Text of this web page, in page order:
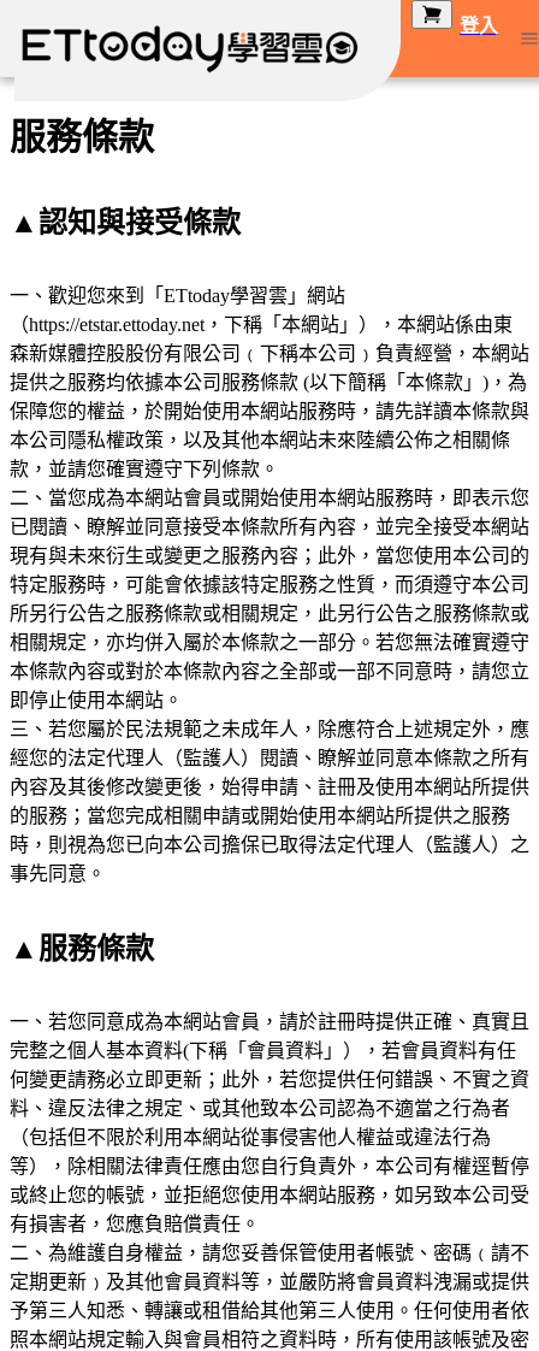
登入
服務條款
▲認知與接受條款
一、歡迎您來到「ETtoday學習雲」網站
（https://etstar.ettoday.net，下稱「本網站」），本網站係由東
森新媒體控股股份有限公司﹙下稱本公司﹚負責經營，本網站
提供之服務均依據本公司服務條款 (以下簡稱「本條款」)，為
保障您的權益，於開始使用本網站服務時，請先詳讀本條款與
本公司隱私權政策，以及其他本網站未來陸續公佈之相關條
二、當您成為本網站會員或開始使用本網站服務時，即表示您
已閱讀、瞭解並同意接受本條款所有內容，並完全接受本網站
現有與未來衍生或變更之服務內容；此外，當您使用本公司的
特定服務時，可能會依據該特定服務之性質，而須遵守本公司
所另行公告之服務條款或相關規定，此另行公告之服務條款或
相關規定，亦均併入屬於本條款之一部分。若您無法確實遵守
本條款內容或對於本條款內容之全部或一部不同意時，請您立
即停止使用本網站。
三、若您屬於民法規範之未成年人，除應符合上述規定外，應
經您的法定代理人（監護人）閱讀、瞭解並同意本條款之所有
內容及其後修改變更後，始得申請、註冊及使用本網站所提供
的服務；當您完成相關申請或開始使用本網站所提供之服務
時，則視為您已向本公司擔保已取得法定代理人（監護人）之
事先同意。
▲服務條款
一、若您同意成為本網站會員，請於註冊時提供正確、真實且
完整之個人基本資料(下稱「會員資料」），若會員資料有任
何變更請務必立即更新；此外，若您提供任何錯誤、不實之資
料、違反法律之規定、或其他致本公司認為不適當之行為者
（包括但不限於利用本網站從事侵害他人權益或違法行為
等），除相關法律責任應由您自行負責外，本公司有權逕暫停
或終止您的帳號，並拒絕您使用本網站服務，如另致本公司受
有損害者，您應負賠償責任。
二、為維護自身權益，請您妥善保管使用者帳號、密碼﹙請不
定期更新﹚及其他會員資料等，並嚴防將會員資料洩漏或提供
予第三人知悉、轉讓或租借給其他第三人使用。任何使用者依
照本網站規定輸入與會員相符之資料時，所有使用該帳號及密